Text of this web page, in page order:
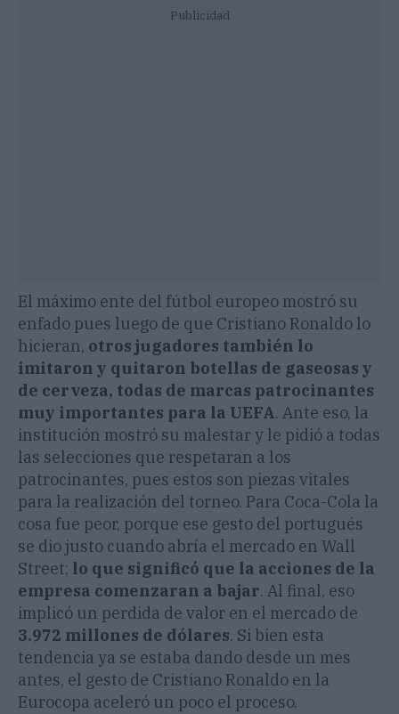
Publicidad
El máximo ente del fútbol europeo mostró su
enfado pues luego de que Cristiano Ronaldo lo
hicieran, otros jugadores también lo
imitaron y quitaron botellas de gaseosas y
de cerveza, todas de marcas patrocinantes
muy importantes para la UEFA. Ante eso, la
institución mostró su malestar y le pidió a todas
las selecciones que respetaran a los
patrocinantes, pues estos son piezas vitales
para la realización del torneo. Para Coca-Cola la
cosa fue peor, porque ese gesto del portugués
se dio justo cuando abría el mercado en Wall
Street; lo que significó que la acciones de la
empresa comenzaran a bajar. Al final, eso
implicó un perdida de valor en el mercado de
3.972 millones de dólares. Si bien esta
tendencia ya se estaba dando desde un mes
antes, el gesto de Cristiano Ronaldo en la
Eurocopa aceleró un poco el proceso.